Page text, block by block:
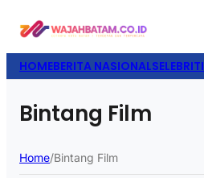
HOMEBERITA NASIONALSELEBRITI
Bintang Film
Home/Bintang Film